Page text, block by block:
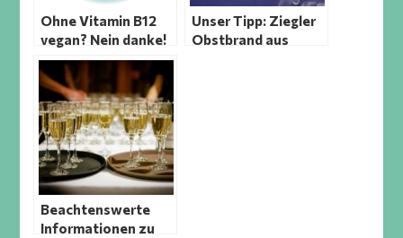
Ohne Vitamin B12
vegan? Nein danke!
Unser Tipp: Ziegler
Obstbrand aus
Beachtenswerte
Informationen zu